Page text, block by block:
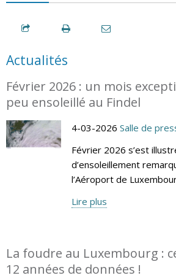
Actualités
Février 2026 : un mois
peu ensoleillé au Findel
4-03-2026 Salle de
Février 2026 s’est
d’ensoleillement
l’Aéroport de
Lire plus
La foudre au Luxembourg :
12 années de données !